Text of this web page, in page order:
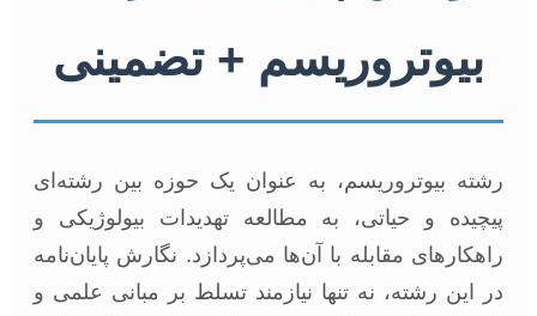
بیوتروریسم + تضمینی
رشته بیوتروریسم، به عنوان یک حوزه بین رشته‌ای
پیچیده و حیاتی، به مطالعه تهدیدات بیولوژیکی و
راهکارهای مقابله با آن‌ها می‌پردازد. نگارش پایان‌نامه
در این رشته، نه تنها نیازمند تسلط بر مبانی علمی و